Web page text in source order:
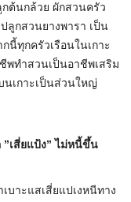
ต้นกล้วย ผักสวนครัว
ลูกสวนยางพารา เป็น
นี้ทุกครัวเรือนในเกาะ
พทำสวนเป็นอาชีพเสริม
เกาะเป็นส่วนใหญ่
”เสี่ยแป้ง” ไม่หนี้ขึ้น
บาะแสเสี่ยแปเงหนีทาง